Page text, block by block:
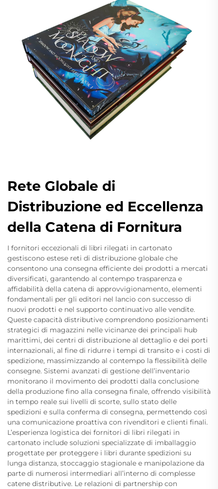
Rete Globale di
Distribuzione ed Eccellenza
della Catena di Fornitura
I fornitori eccezionali di libri rilegati in cartonato
gestiscono estese reti di distribuzione globale che
consentono una consegna efficiente dei prodotti a mercati
diversificati, garantendo al contempo trasparenza e
affidabilità della catena di approvvigionamento, elementi
fondamentali per gli editori nel lancio con successo di
nuovi prodotti e nel supporto continuativo alle vendite.
Queste capacità distributive comprendono posizionamenti
strategici di magazzini nelle vicinanze dei principali hub
marittimi, dei centri di distribuzione al dettaglio e dei porti
internazionali, al fine di ridurre i tempi di transito e i costi di
spedizione, massimizzando al contempo la flessibilità delle
consegne. Sistemi avanzati di gestione dell’inventario
monitorano il movimento dei prodotti dalla conclusione
della produzione fino alla consegna finale, offrendo visibilità
in tempo reale sui livelli di scorte, sullo stato delle
spedizioni e sulla conferma di consegna, permettendo così
una comunicazione proattiva con rivenditori e clienti finali.
L’esperienza logistica dei fornitori di libri rilegati in
cartonato include soluzioni specializzate di imballaggio
progettate per proteggere i libri durante spedizioni su
lunga distanza, stoccaggio stagionale e manipolazione da
parte di numerosi intermediari all’interno di complesse
catene distributive. Le relazioni di partnership con